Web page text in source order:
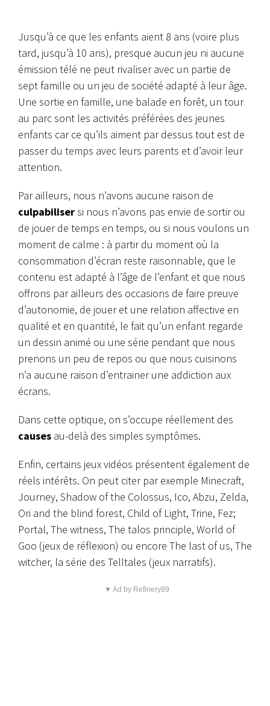
Jusqu’à ce que les enfants aient 8 ans (voire plus
tard, jusqu’à 10 ans), presque aucun jeu ni aucune
émission télé ne peut rivaliser avec un partie de
sept famille ou un jeu de société adapté à leur âge.
Une sortie en famille, une balade en forêt, un tour
au parc sont les activités préférées des jeunes
enfants car ce qu’ils aiment par dessus tout est de
passer du temps avec leurs parents et d’avoir leur
attention.
Par ailleurs, nous n’avons aucune raison de
culpabilisersi nous n’avons pas envie de sortir ou
de jouer de temps en temps, ou si nous voulons un
moment de calme : à partir du moment où la
consommation d’écran reste raisonnable, que le
contenu est adapté à l’âge de l’enfant et que nous
offrons par ailleurs des occasions de faire preuve
d’autonomie, de jouer et une relation affective en
qualité et en quantité, le fait qu’un enfant regarde
un dessin animé ou une série pendant que nous
prenons un peu de repos ou que nous cuisinons
n’a aucune raison d’entrainer une addiction aux
écrans.
Dans cette optique, on s’occupe réellement des
causes au-delà des simples symptômes.
Enfin, certains jeux vidéos présentent également de
réels intérêts. On peut citer par exemple Minecraft,
Journey, Shadow of the Colossus, Ico, Abzu, Zelda,
Ori and the blind forest, Child of Light, Trine, Fez;
Portal, The witness, The talos principle, World of
Goo (jeux de réflexion) ou encore The last of us, The
witcher, la série des Telltales (jeux narratifs).
▼ Ad by Refinery89